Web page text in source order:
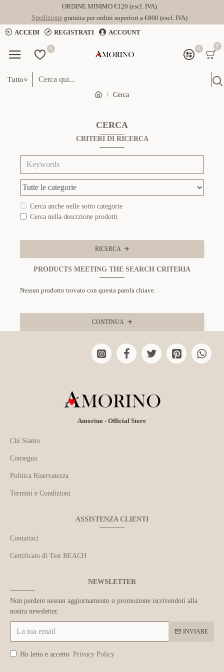
ORDINE MINIMO €120 (escl. IVA)
Spedizionegratuita per ordini superiori a €800 (escl. IVA)
ACCEDI
REGISTRATI ACCOUNT
0 0 0
Tutto
Cerca
CERCA
CRITERI DI RICERCA
Cerca anche nelle sotto categorie
Cerca nella descrzione prodotti
RICERCA
PRODUCTS MEETING THE SEARCH CRITERIA
Nessun prodotto trovato con questa parola chiave.
CONTINUA
Amorino - Official Store
Chi Siamo
Consegna
Politica Riservatezza
Termini e Condizioni
ASSISTENZA CLIENTI
Contattaci
Certificato di Test REACH
NEWSLETTER
Non perdere nessun aggiornamento o promozione iscrivendoti alla
nostra newsletter.
INVIARE
Ho letto e accetto Privacy Policy